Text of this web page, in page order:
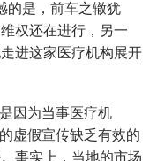
的是，前车之辙犹
权还在进行，另一
进这家医疗机构展开
因为当事医疗机
虚假宣传缺乏有效的
事实上，当地的市场